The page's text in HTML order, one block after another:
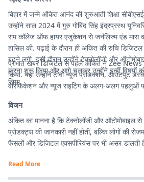
बिहार में जन्मे अंकित आनंद की शुरुआती शिक्षा
उन्होंने साल 2024 में गुरु गोबिंद सिंह इंद्रप्रस्थ
राम कॉलेज ऑफ हायर एजुकेशन से जर्नलिज्म एंड मास
हासिल की. पढ़ाई के दौरान ही अंकित की रुचि
बढ़ने लगी. इसी दौरान उन्होंने टेक्नोलॉजी और
करना शुरू किया और आगे चलकर उन्होंने इन्हीं विषयों
लिया.
प्रभात खबर डिजिटल से पहले अंकित ने Zee News
किया. यहां उन्होंने टीवी न्यूज प्रोडक्शन, आउटपुट
वेरिफिकेशन और न्यूज राइटिंग के अलग-अलग पहलुओं
विजन
अंकित का मानना है कि टेक्नोलॉजी और ऑटोमोबाइल
प्रोडक्ट्स की जानकारी नहीं होतीं, बल्कि लोगों की
फैसलों और डिजिटल एक्सपीरियंस पर भी असर डालती
Read More